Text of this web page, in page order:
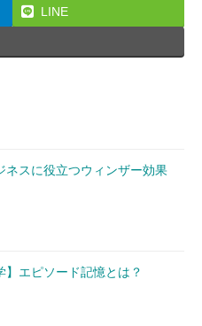
LINE
ネスに役立つウィンザー効果
】エピソード記憶とは？